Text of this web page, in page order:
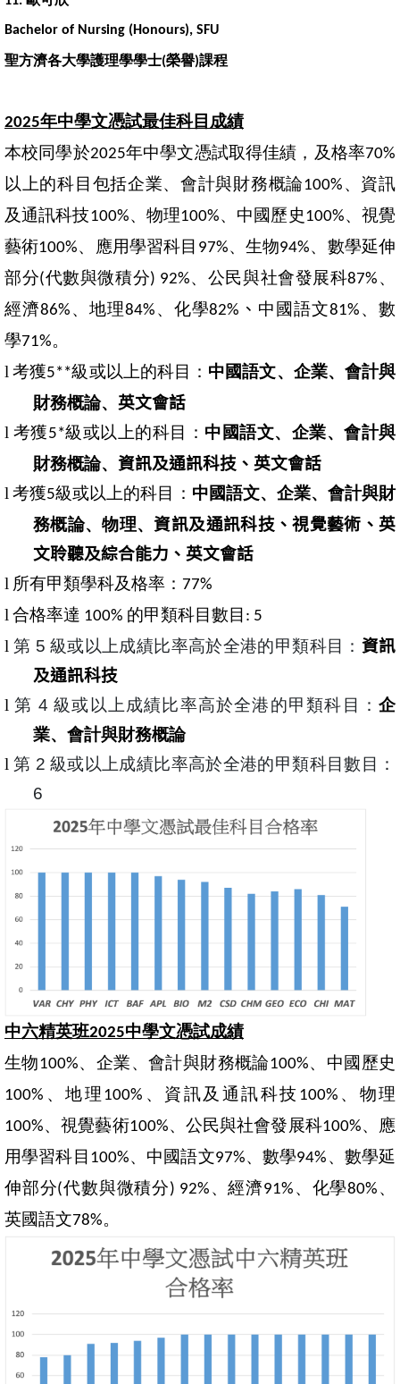
Bachelor of Nursing (Honours), SFU
聖方濟各大學護理學學士(榮譽)課程
2025年中學文憑試最佳科目成績
本校同學於2025年中學文憑試取得佳績，及格率70%
以上的科目包括企業、會計與財務概論100% 、資訊
及通訊科技100%、物理100%、中國歷史 100%、視覺
藝術100%、應用學習科目 97%、生物94%、數學延伸
部分(代數與微積分) 92%、公民與社會發展科87% 、
經濟86% 、地理84% 、化學82% 、 中國語文81% 、數
學71%。
l考獲5**級或以上的科目： 中國語文、企業、會計與
財務概論、 英文會話
l 考獲5*級或以上的科目： 中國語文、企業、會計與
財務概論、 資訊及通訊科技、英文會話
l考獲5級或以上的科目： 中國語文、企業、會計與財
務概論、物理、資訊及通訊科技、視覺藝術、英
文聆聽及綜合能力、英文會話
l 所有甲類學科及格率： 77%
l合格率達 100% 的甲類科目數目 : 5
l 第 5 級或以上成績比率高於全港的甲類科目： 資訊
及通訊科技
l 第 4 級或以上成績比率高於全港的甲類科目：企
業、會計與財務概論
l 第 2 級或以上成績比率高於全港的甲類科目數 目：
6
中六精英班2025中學文憑試成績
生物100%、企業、會計與財務概論100%、中國歷史
100% 、地理 100% 、資訊及通訊科技 100% 、物理
100%、視覺藝術100%、公民與社會發展科100%、應
用學習科目 100%、中國語文97%、數學94% 、數學延
伸部分(代數與微積分) 92% 、經濟91% 、化學80% 、
英國語文78%。